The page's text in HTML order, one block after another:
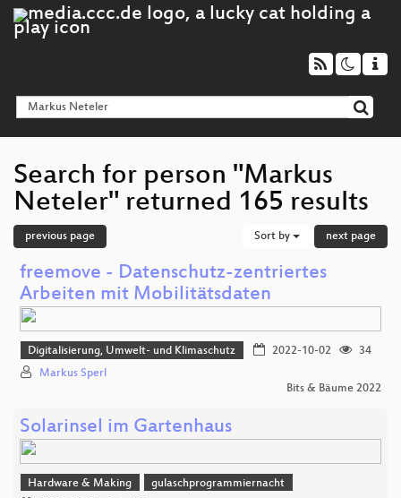
Search for person "Markus
Neteler" returned 165 results
previous page Sort by next page
freemove - Datenschutz-zentriertes
Arbeiten mit Mobilitätsdaten
Digitalisierung, Umwelt- und Klimaschutz 2022-10-02
34
Markus Sperl
Bits & Bäume 2022
Solarinsel im Gartenhaus
Hardware & Making
gulaschprogrammiernacht